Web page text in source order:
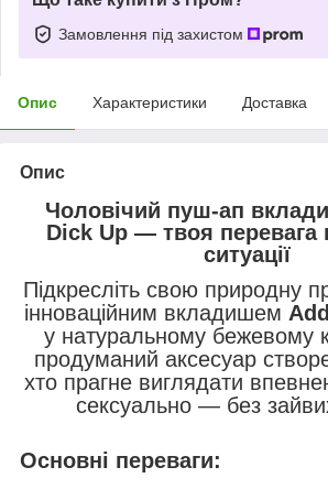
Замовлення під захистом
Опис Характеристики Доставка
Опис
Чоловічий пуш-ап
Dick Up — твоя перевага
ситуації
Підкресліть свою природну
інноваційним вкладишем
у натуральному бежевому
продуманий аксесуар
хто прагне виглядати
сексуально — без
Основні переваги: